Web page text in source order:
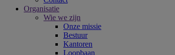
Organisatie
Wie we zijn
Onze missie
Bestuur
Kantoren
Loopbaan